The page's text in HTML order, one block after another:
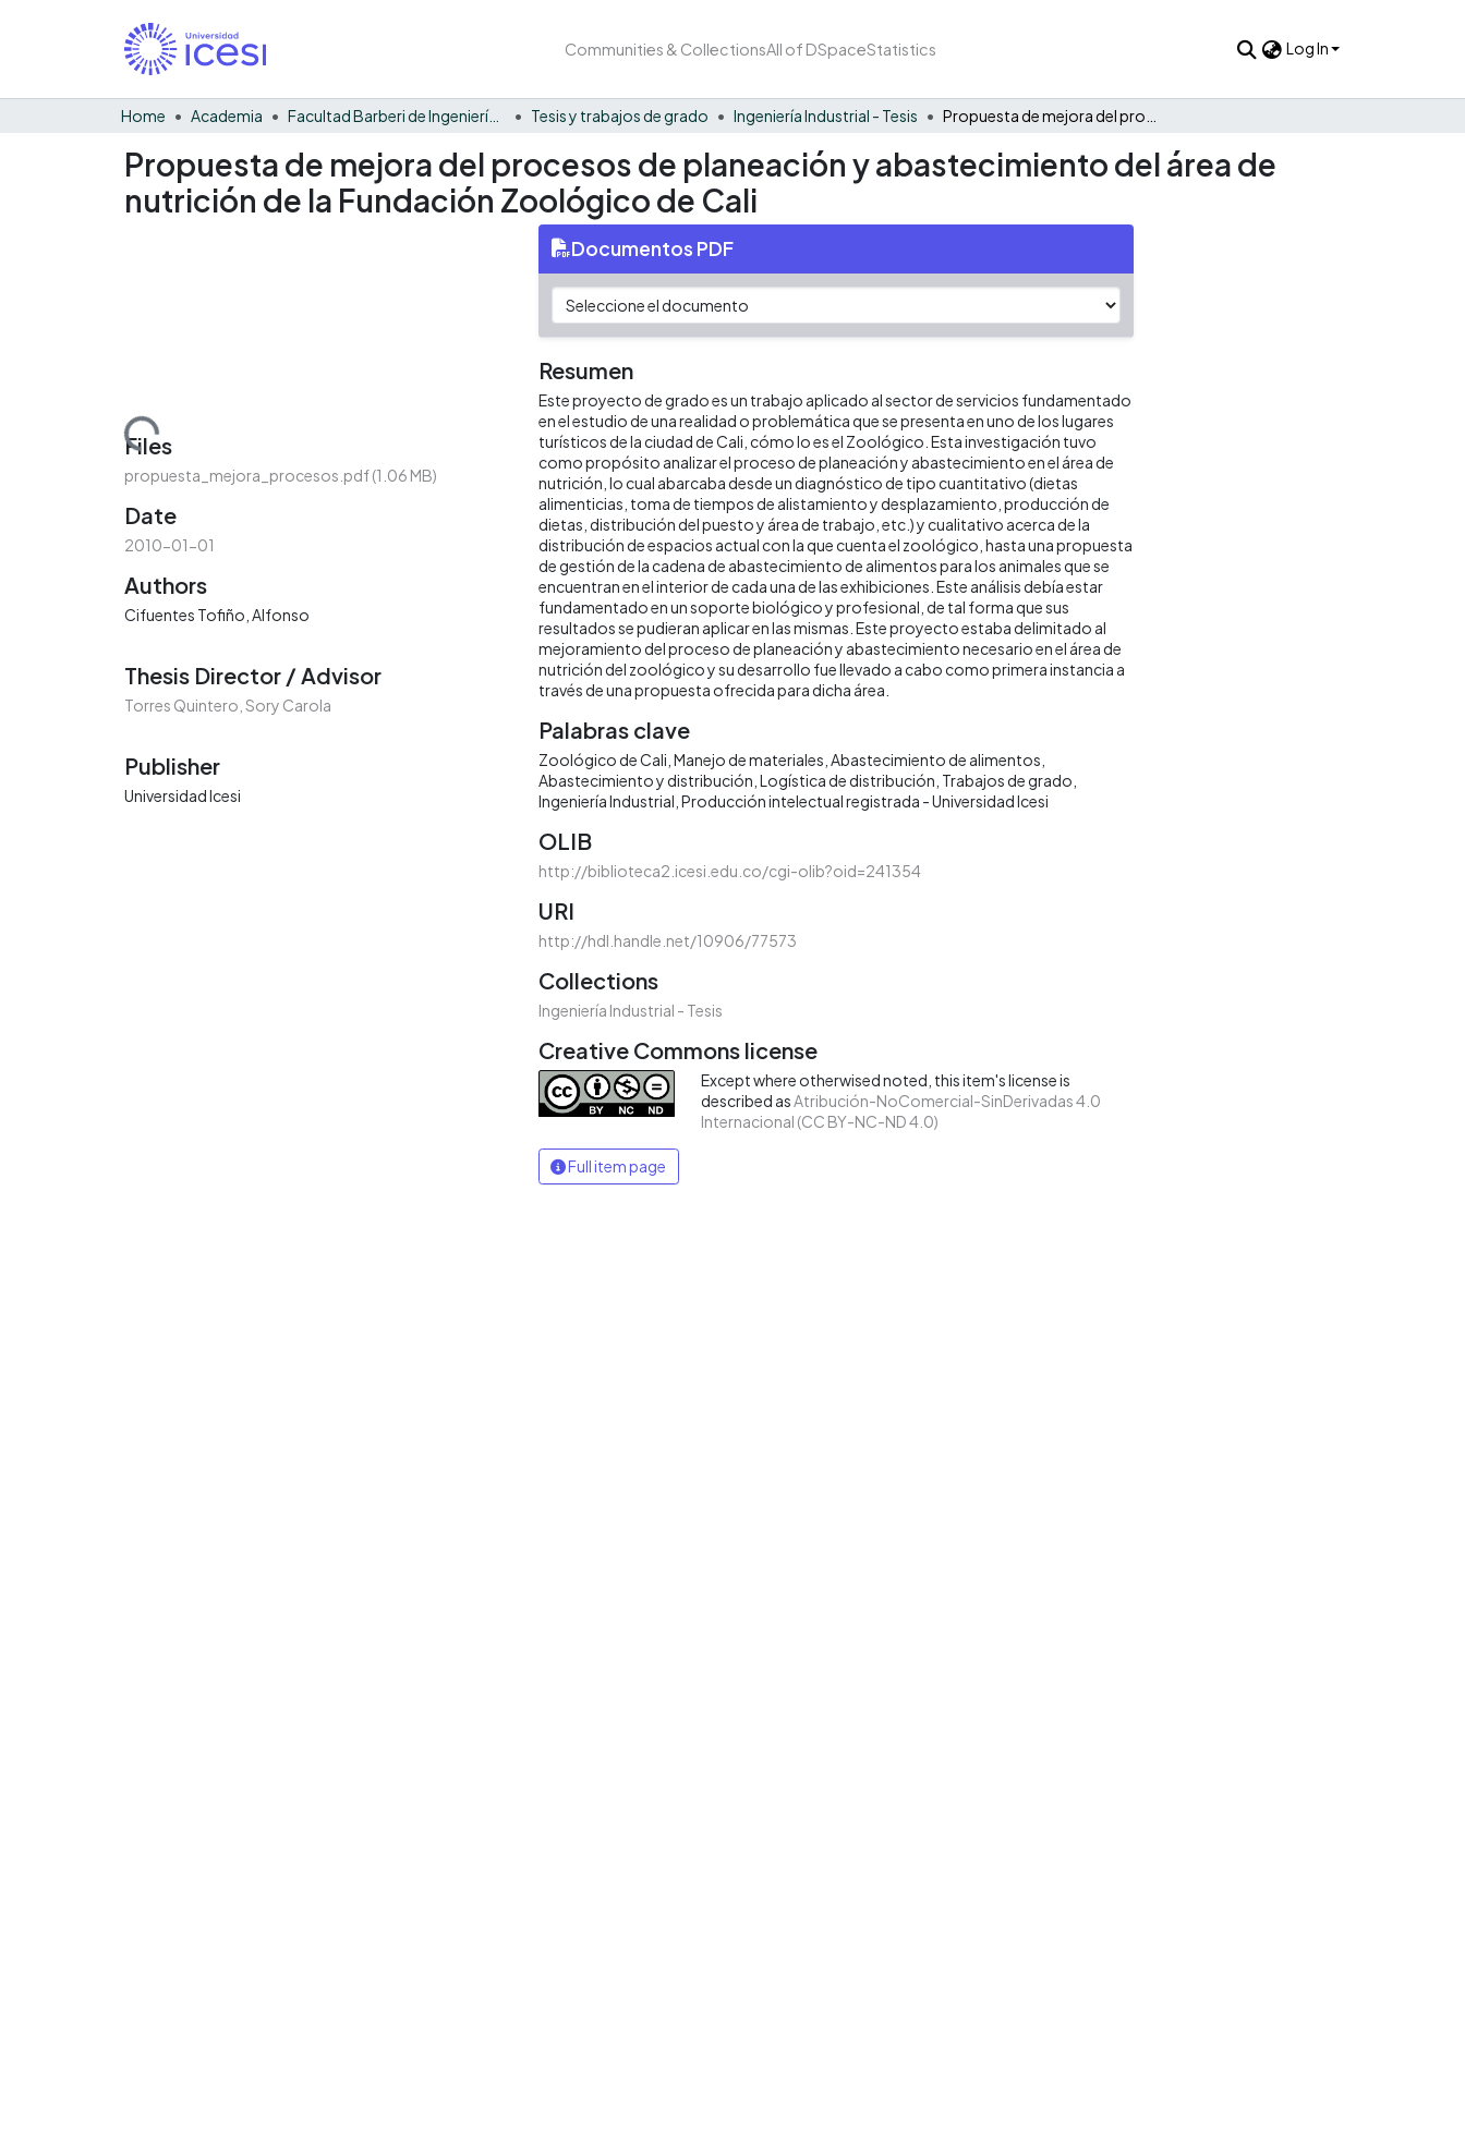
Communities & CollectionsAll of DSpaceStatistics Log In
Home Academia Facultad Barberi de Ingeniería, Diseño y Ciencias Aplicadas Tesis y trabajos de grado Ingeniería Industrial - Tesis
Propuesta de mejora del procesos de planeación y abastecimiento del área de
nutrición de la Fundación Zoológico de Cali
Loading...
Files
propuesta_mejora_procesos.pdf(1.06 MB)
Date
2010-01-01
Authors
Cifuentes Tofiño, Alfonso
Thesis Director / Advisor
Torres Quintero, Sory Carola
Publisher
Universidad Icesi
Documentos PDF
Resumen
Este proyecto de grado es un trabajo aplicado al sector de servicios fundamentado
en el estudio de una realidad o problemática que se presenta en uno de los lugares
turísticos de la ciudad de Cali, cómo lo es el Zoológico. Esta investigación tuvo
como propósito analizar el proceso de planeación y abastecimiento en el área de
nutrición, lo cual abarcaba desde un diagnóstico de tipo cuantitativo (dietas
alimenticias, toma de tiempos de alistamiento y desplazamiento, producción de
dietas, distribución del puesto y área de trabajo, etc.) y cualitativo acerca de la
distribución de espacios actual con la que cuenta el zoológico, hasta una propuesta
de gestión de la cadena de abastecimiento de alimentos para los animales que se
encuentran en el interior de cada una de las exhibiciones. Este análisis debía estar
fundamentado en un soporte biológico y profesional, de tal forma que sus
resultados se pudieran aplicar en las mismas. Este proyecto estaba delimitado al
mejoramiento del proceso de planeación y abastecimiento necesario en el área de
nutrición del zoológico y su desarrollo fue llevado a cabo como primera instancia a
través de una propuesta ofrecida para dicha área.
Palabras clave
Zoológico de Cali Manejo de materiales Abastecimiento de alimentos
Abastecimiento y distribución Logística de distribución Trabajos de grado
Ingeniería Industrial Producción intelectual registrada - Universidad Icesi
OLIB
http://biblioteca2.icesi.edu.co/cgi-olib?oid=241354
URI
http://hdl.handle.net/10906/77573
Collections
Ingeniería Industrial - Tesis
Creative Commons license
Except where otherwised noted, this item's license is
described as Atribución-NoComercial-SinDerivadas 4.0
Internacional (CC BY-NC-ND 4.0)
Full item page